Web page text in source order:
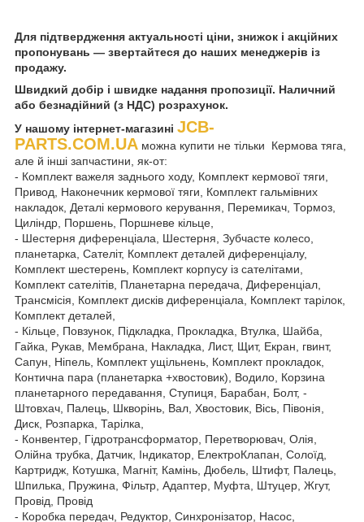
Для підтвердження актуальності ціни, знижок і акційних
пропонувань — звертайтеся до наших менеджерів із
продажу.
Швидкий добір і швидке надання пропозиції. Наличний
або безнадійний (з НДС) розрахунок.
У нашому інтернет-магазині JCB-
PARTS.COM.UA можна купити не тільки Кермова тяга,
але й інші запчастини, як-от:
- Комплект важеля заднього ходу, Комплект кермової тяги,
Привод, Наконечник кермової тяги, Комплект гальмівних
накладок, Деталі кермового керування, Перемикач, Тормоз,
Циліндр, Поршень, Поршневе кільце,
- Шестерня диференціала, Шестерня, Зубчасте колесо,
планетарка, Сателіт, Комплект деталей диференціалу,
Комплект шестерень, Комплект корпусу із сателітами,
Комплект сателітів, Планетарна передача, Диференціал,
Трансмісія, Комплект дисків диференціала, Комплект тарілок,
Комплект деталей,
- Кільце, Повзунок, Підкладка, Прокладка, Втулка, Шайба,
Гайка, Рукав, Мембрана, Накладка, Лист, Щит, Екран, гвинт,
Сапун, Ніпель, Комплект ущільнень, Комплект прокладок,
Контична пара (планетарка +хвостовик), Водило, Корзина
планетарного передавання, Ступиця, Барабан, Болт, -
Штовхач, Палець, Шкворінь, Вал, Хвостовик, Вісь, Півонія,
Диск, Розпарка, Тарілка,
- Конвентер, Гідротрансформатор, Перетворювач, Олія,
Олійна трубка, Датчик, Індикатор, ЕлектроКлапан, Солоїд,
Картридж, Котушка, Магніт, Камінь, Дюбель, Штифт, Палець,
Шпилька, Пружина, Фільтр, Адаптер, Муфта, Штуцер, Жгут,
Провід, Провід
- Коробка передач, Редуктор, Синхронізатор, Насос,